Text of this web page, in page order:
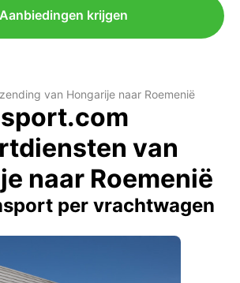
Aanbiedingen krijgen
van Hongarije naar Roemenië
van
naar Roemenië
per vrachtwagen